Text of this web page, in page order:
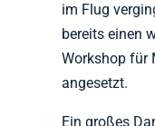
im Flug
bereits einen
Workshop für
angesetzt.
Ein großes